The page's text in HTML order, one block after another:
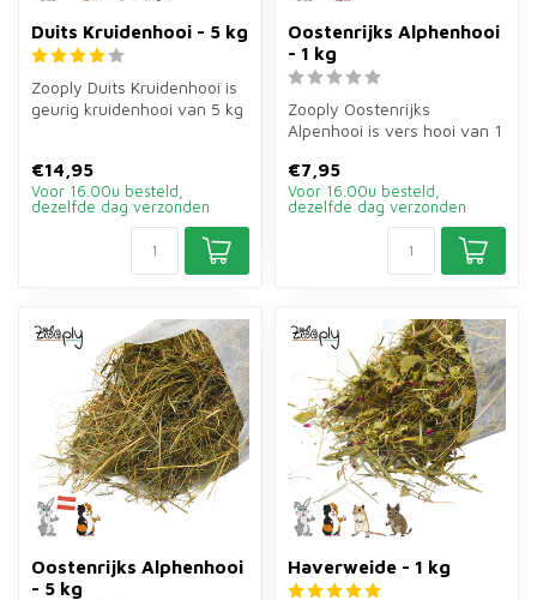
Duits Kruidenhooi - 5 kg
Zooply Duits Kruidenhooi is
geurig kruidenhooi van 5 kg
€14,95
Voor 16.00u besteld,
dezelfde dag verzonden
Oostenrijks Alphenhooi
- 1 kg
Zooply Oostenrijks
Alpenhooi is vers hooi van 1
and...
€7,95
Voor 16.00u besteld,
dezelfde dag verzonden
Oostenrijks Alphenhooi
- 5 kg
Haverweide - 1 kg